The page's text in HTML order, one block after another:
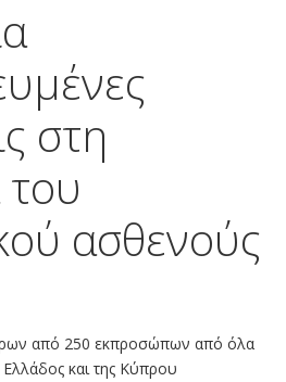
στη
ασθενούς
από 250 εκπροσώπων από όλα
και της Κύπρου